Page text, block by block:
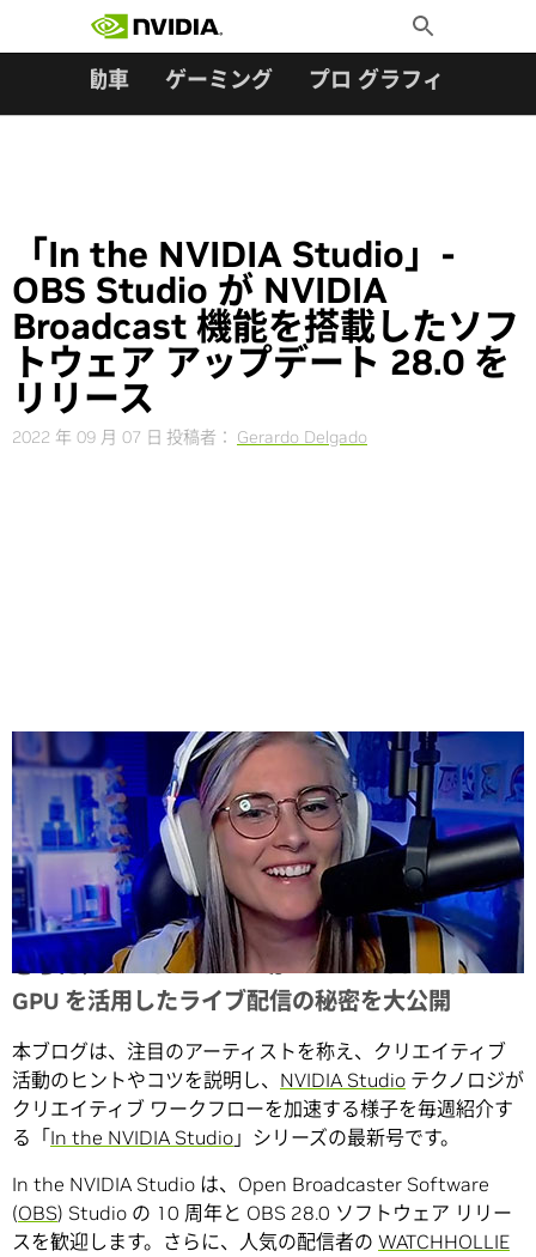
Toggle
Search
自動車 ゲーミング プロ グラフィックス
「In the NVIDIA Studio」-
OBS Studio が NVIDIA
Broadcast 機能を搭載したソフ
トウェア アップデート 28.0 を
リリース
2022 年 09 月 07 日 投稿者： Gerardo Delgado
Share
さらに、WATCHHOLLIE が NVIDIA GeForce RTX
GPU を活用したライブ配信の秘密を大公開
本ブログは、注目のアーティストを称え、クリエイティブ
活動のヒントやコツを説明し、 NVIDIA Studio テクノロジが
クリエイティブ ワークフローを加速する様子を毎週紹介す
る「In the NVIDIA Studio 」シリーズの最新号です。
In the NVIDIA Studio は、Open Broadcaster Software
(OBS) Studio の 10 周年と OBS 28.0 ソフトウェア リリー
スを歓迎します。さらに、人気の配信者の WATCHHOLLIE